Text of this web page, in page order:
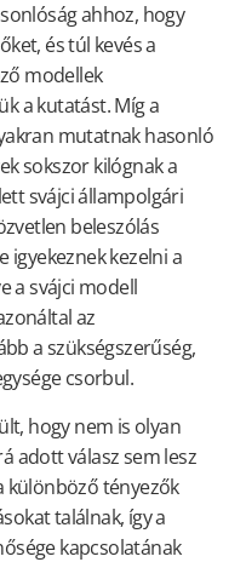
ahhoz, hogy
és túl kevés a
modellek
a kutatást. Míg a
mutatnak hasonló
sokszor kilógnak a
svájci állampolgári
beleszólás
igyekeznek kezelni a
a svájci modell
az
a szükségszerűség,
csorbul.
hogy nem is olyan
adott válasz sem lesz
különböző tényezők
találnak, így a
kapcsolatának